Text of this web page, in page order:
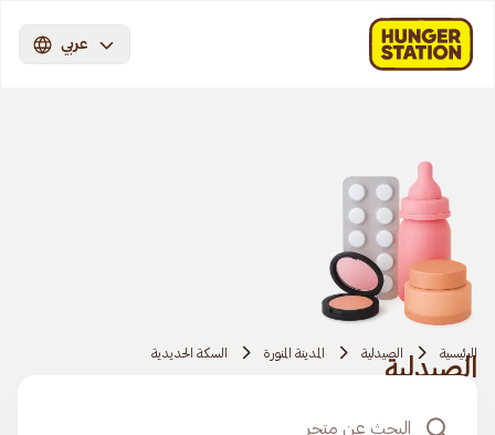
عربي
الرئيسية الصيدلية المدينة المنورة السكة الحديدية
الصيدلية